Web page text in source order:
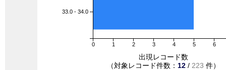
0 1 2 3 4 5 6
33.0 - 34.0
出現レコード数
（対象レコード件数： 12 / 223 件）